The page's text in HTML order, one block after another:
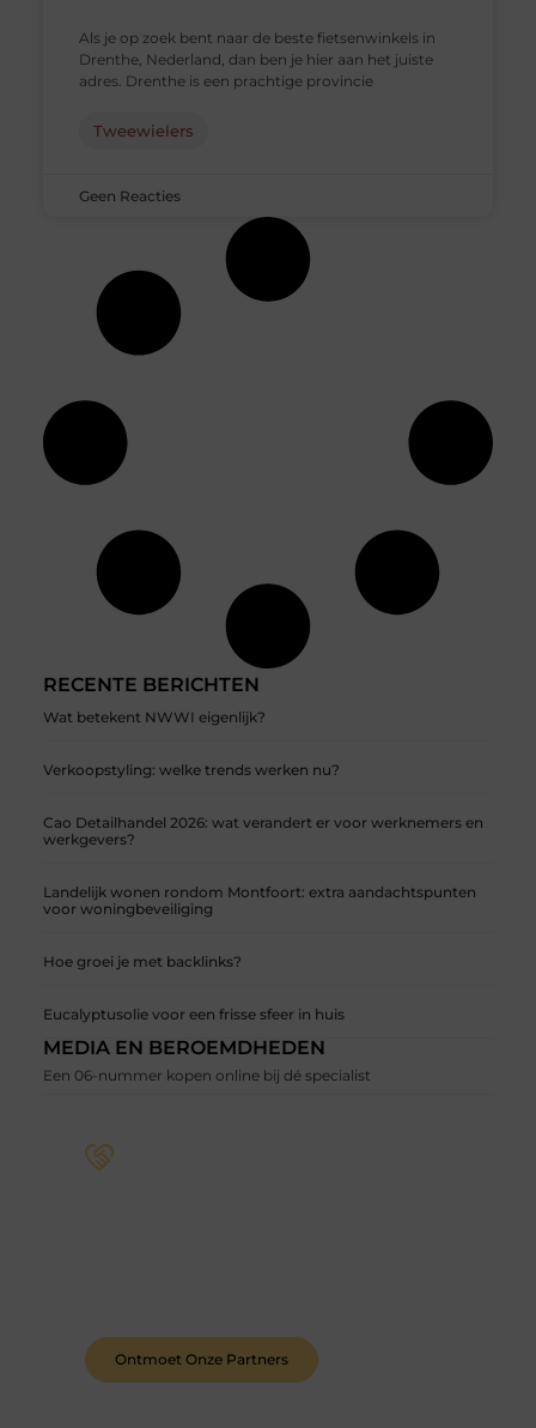
RECENTE BERICHTEN
Wat betekent NWWI eigenlijk?
Verkoopstyling: welke trends werken nu?
Cao Detailhandel 2026: wat verandert er voor werknemers en
werkgevers?
Landelijk wonen rondom Montfoort: extra aandachtspunten
voor woningbeveiliging
Hoe groei je met backlinks?
Eucalyptusolie voor een frisse sfeer in huis
MEDIA EN BEROEMDHEDEN
Een 06-nummer kopen online bij dé specialist
Ontmoet Onze Partners
Als je op zoek bent naar de beste fietsenwinkels in
Drenthe, Nederland, dan ben je hier aan het juiste
adres. Drenthe is een prachtige provincie
Tweewielers
Geen Reacties